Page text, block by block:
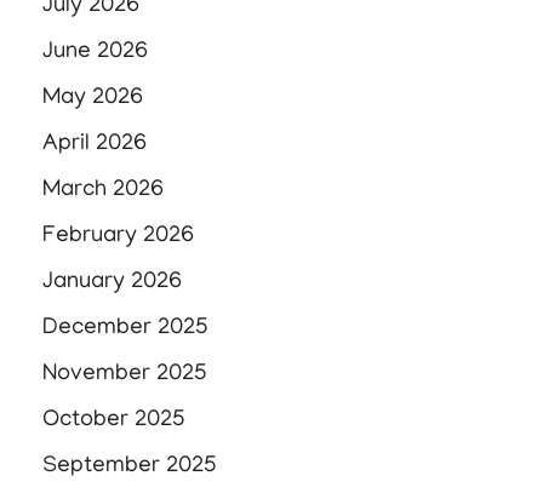
July 2026
June 2026
May 2026
April 2026
March 2026
February 2026
January 2026
December 2025
November 2025
October 2025
September 2025